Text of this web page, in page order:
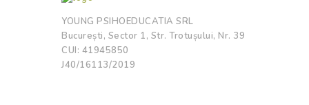
YOUNG PSIHOEDUCATIA SRL
București, Sector 1, Str. Trotușului, Nr. 39
CUI: 41945850
J40/16113/2019